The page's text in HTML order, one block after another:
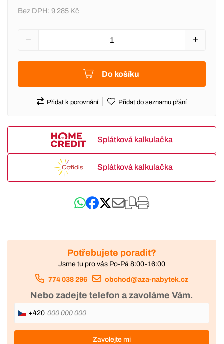
Bez DPH: 9 285 Kč
Do košíku
Přidat k porovnání Přidat do seznamu přání
Splátková kalkulačka
Splátková kalkulačka
Potřebujete poradit?
Jsme tu pro vás Po-Pá 8:00-16:00
774 038 296 obchod@aza-nabytek.cz
Nebo zadejte telefon a zavoláme Vám.
+420
Zavolejte mi